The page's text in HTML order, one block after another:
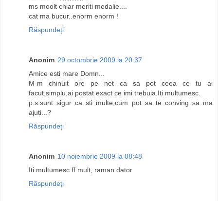
ms moolt chiar meriti medalie....
cat ma bucur..enorm enorm !
Răspundeți
Anonim 29 octombrie 2009 la 20:37
Amice esti mare Domn...
M-m chinuit ore pe net ca sa pot ceea ce tu ai
facut,simplu,ai postat exact ce imi trebuia.Iti multumesc.
p.s.sunt sigur ca sti multe,cum pot sa te conving sa ma
ajuti...?
Răspundeți
Anonim 10 noiembrie 2009 la 08:48
Iti multumesc ff mult, raman dator
Răspundeți